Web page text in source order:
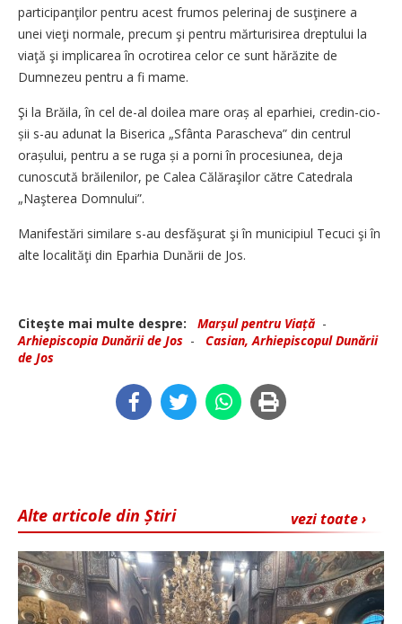
participanţilor pentru acest frumos pelerinaj de susţinere a
unei vieţi normale, precum şi pentru mărturisirea dreptului la
viaţă şi implicarea în ocrotirea celor ce sunt hărăzite de
Dumnezeu pentru a fi mame.
Şi la Brăila, în cel de-al doilea mare oraș al eparhiei, credin­-c­io­­
șii s-au adunat la Biserica „Sfânta Parascheva” din centrul
orașului, pentru a se ruga și a porni în procesiunea, deja
cunoscută brăilenilor, pe Calea Călăraşilor către Catedrala
„Naşterea Domnului”.
Manifestări similare s-au desfăşurat şi în municipiul Tecuci şi în
alte localităţi din Eparhia Dunării de Jos.
Citeşte mai multe despre: Marșul pentru Viață -
Arhiepiscopia Dunării de Jos - Casian, Arhiepiscopul Dunării
de Jos
vezi toate ›
Alte articole din Știri